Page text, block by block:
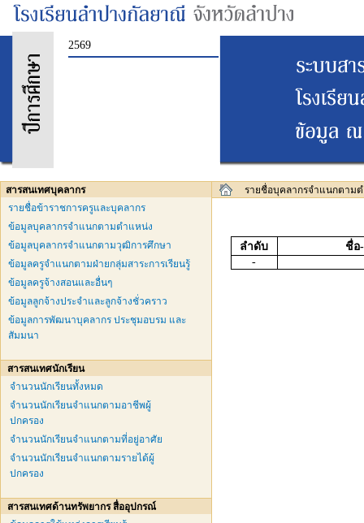
2569
สารสนเทศบุคลากร
รายชื่อข้าราชการครูและบุคลากร
ข้อมูลบุคลากรจำแนกตามตำแหน่ง
ข้อมูลบุคลากรจำแนกตามวุฒิการศึกษา
ข้อมูลครูจำแนกตามฝ่ายกลุ่มสาระการเรียนรู้
ข้อมูลครูจ้างสอนและอื่นๆ
ข้อมูลลูกจ้างประจำและลูกจ้างชั่วคราว
ข้อมูลการพัฒนาบุคลากร ประชุมอบรม และ
สัมมนา
สารสนเทศนักเรียน
จำนวนนักเรียนทั้งหมด
จำนวนนักเรียนจำแนกตามอาชีพผู้
ปกครอง
จำนวนนักเรียนจำแนกตามที่อยู่อาศัย
จำนวนนักเรียนจำแนกตามรายได้ผู้
ปกครอง
สารสนเทศด้านทรัพยากร สื่ออุปกรณ์
รายชื่อบุคลากรจำแนกตาม
ลำดับ
ชื่อ
-